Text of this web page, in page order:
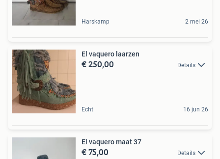
Harskamp 2 mei 26
El vaquero laarzen
€ 250,00 Details
Echt 16 jun 26
El vaquero maat 37
€ 75,00 Details